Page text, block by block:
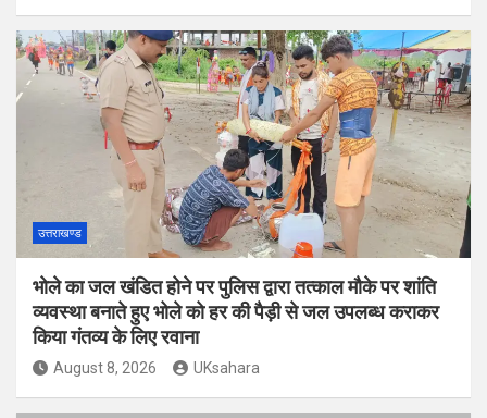
उत्तराखण्ड
भोले का जल खंडित होने पर पुलिस द्वारा तत्काल मौके पर शांति
व्यवस्था बनाते हुए भोले को हर की पैड़ी से जल उपलब्ध कराकर
किया गंतव्य के लिए रवाना
August 8, 2026 UKsahara